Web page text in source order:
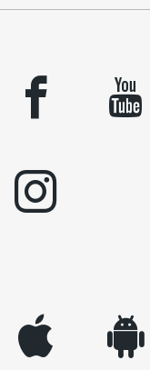
facebook youtube
instagram
appleinc android